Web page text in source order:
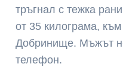
тръгнал с тежка
от 35 килограма,
Добринище. Мъжът
телефон.